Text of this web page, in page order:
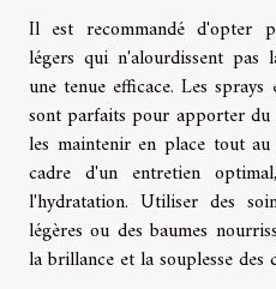
Il est recommandé d'opter
légers qui n'alourdissent
une tenue efficace. Les
sont parfaits pour apporter
les maintenir en place tout
cadre d'un entretien
l'hydratation. Utiliser des
légères ou des baumes
la brillance et la souplesse des